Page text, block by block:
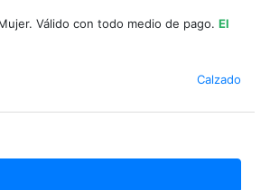
Válido con todo medio de pago. El
Calzado